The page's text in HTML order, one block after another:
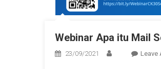
Webinar Apa itu Mail
23/09/2021 Leave